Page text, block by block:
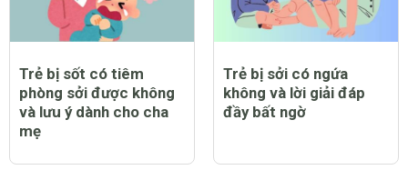
Trẻ bị sốt có tiêm
phòng sởi được không
và lưu ý dành cho cha
mẹ
Trẻ bị sởi có ngứa
không và lời giải đáp
đầy bất ngờ